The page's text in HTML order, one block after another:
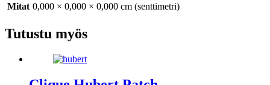
Mitat 0,000 × 0,000 × 0,000 cm (senttimetri)
Tutustu myös